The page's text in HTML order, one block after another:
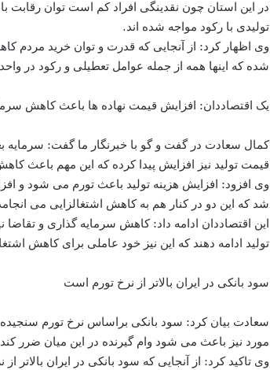
در این استان چون نقدینگی افراد کم است توان رقابت
تولیدی با رکود مواجه شده اند.
وی اظهار کرد: از آنجایی که قدرت و توان خرید مردم
شده که اینها همه از جمله عوامل تعطیلی و رکود در
یک اقتصاددان: افزایش قیمت نهاده ها باعث کاهش
کمال سعادت در گفت و گو با خبرنگار ما گفت: سرمایه
قیمت تولید نیز افزایش پیدا کرده که این مهم باعث
وی افزود: افزایش هزینه تولید باعث تورم می شود و
شد که این دو در کنار هم به کاهش اشتغالزایی می
این اقتصاددان ادامه داد: کاهش سرمایه گذاری و
تولید ادامه دهند که این نیز خود عاملی برای کاهش
سود بانکی در ایران بالاتر از نرخ تورم است
سعادت بیان کرد: سود بانکی براساس نرخ تورم سنجیده
مورد نیز باعث می شود وام گیرنده در این میان ضرر
وی تاکید کرد: از آنجایی که سود بانکی در ایران بالاتر